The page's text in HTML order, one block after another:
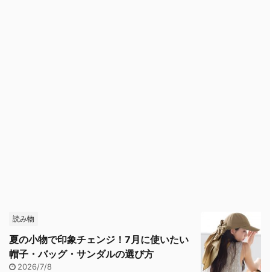
読み物
夏の小物で印象チェンジ！7月に使いたい
帽子・バッグ・サンダルの選び方
2026/7/8